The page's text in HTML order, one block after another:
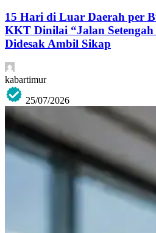
15 Hari di Luar Daerah per
KKT Dinilai “Jalan Setengah
Didesak Ambil Sikap
kabartimur
25/07/2026